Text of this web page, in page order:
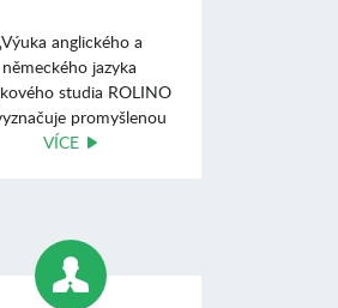
anglického a
německého jazyka
studia ROLINO
promyšlenou
koncep ...
VÍCE